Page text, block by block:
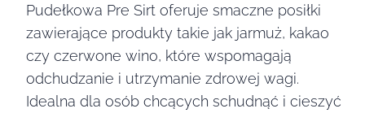
Pudełkowa Pre Sirt oferuje smaczne posiłki
zawierające produkty takie jak jarmuż, kakao
czy czerwone wino, które wspomagają
odchudzanie i utrzymanie zdrowej wagi.
Idealna dla osób chcących schudnąć i cieszyć